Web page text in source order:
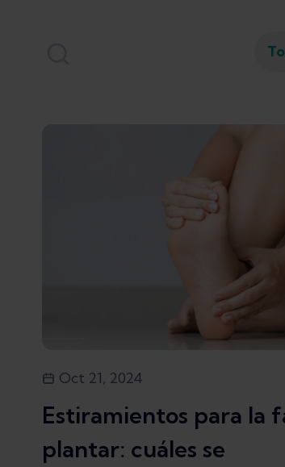
Oct 21, 2024
Estiramientos para la
plantar: cuáles se